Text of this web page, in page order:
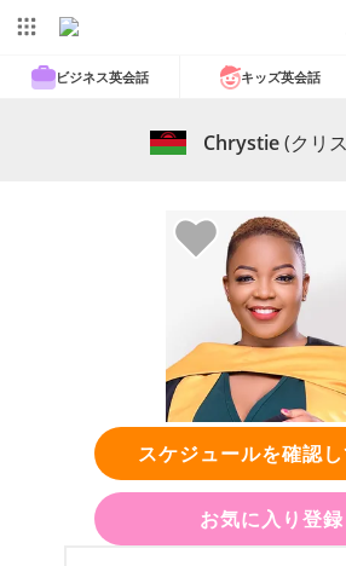
ビジネス英会話 キッズ英会話
Chrystie(クリ
スケジュールを確認
お気に入り登録